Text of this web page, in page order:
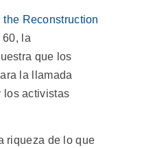
Reconstruction
la
que los
la llamada
los activistas
riqueza de lo que